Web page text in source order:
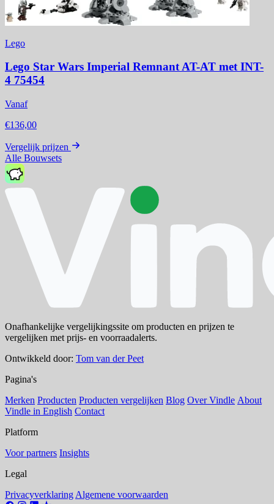
Lego
Lego Star Wars Imperial Remnant AT-AT met INT-
4 75454
Vanaf
€136,00
Vergelijk prijzen
Alle Bouwsets
Onafhankelijke vergelijkingssite om producten en prijzen te
vergelijken met prijs- en voorraadalerts.
Ontwikkeld door: Tom van der Peet
Pagina's
Merken Producten Producten vergelijken Blog Over Vindle About
Vindle in English Contact
Platform
Voor partners Insights
Legal
Privacyverklaring Algemene voorwaarden